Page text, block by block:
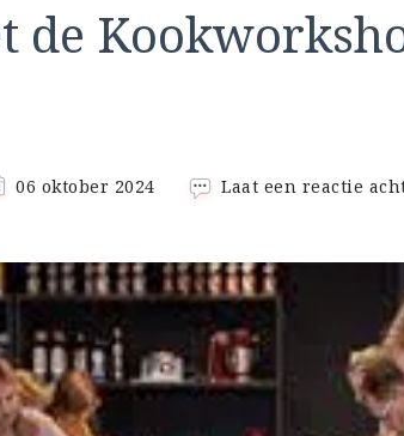
de
06 oktober 2024 Laat een reactie